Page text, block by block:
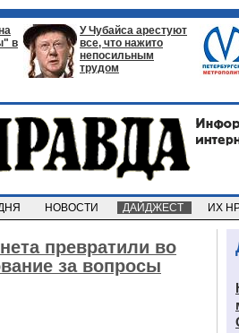
в
У Чубайса арестуют
все, что нажито
непосильным
трудом
НОВОСТИ ДАЙДЖЕСТ ИХ
превратили во
за вопросы